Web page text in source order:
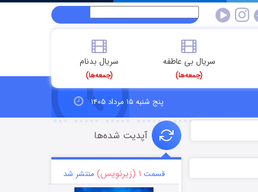
سریال بی عاطفه
(جمعه‌ها)
سریال بدنام
(جمعه‌ها)
پنج شنبه ۱۵ مرداد ۱۴۰۵
آپدیت شده‌ها
قسمت ۱ (زیرنویس) منتشر شد